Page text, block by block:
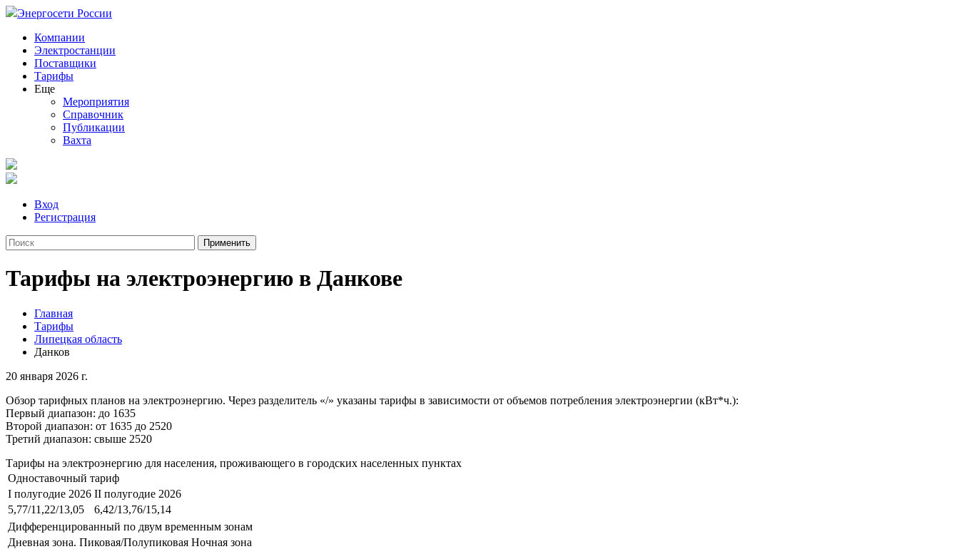
Энергосети России
Компании
Электростанции
Поставщики
Тарифы
Еще
Мероприятия
Справочник
Публикации
Вахта
Вход
Регистрация
Тарифы на электроэнергию в Данкове
Главная
Тарифы
Липецкая область
Данков
20 января 2026 г.
Обзор тарифных планов на электроэнергию. Через разделитель «/» указаны тарифы в зависимости от объемов потребления электроэнергии (кВт*ч.):
Первый диапазон: до 1635
Второй диапазон: от 1635 до 2520
Третий диапазон: свыше 2520
Тарифы на электроэнергию для населения, проживающего в городских населенных пунктах
Одноставочный тариф
I полугодие 2026 II полугодие 2026
5,77/11,22/13,05
6,42/13,76/15,14
Дифференцированный по двум временным зонам
Дневная зона. Пиковая/Полупиковая Ночная зона